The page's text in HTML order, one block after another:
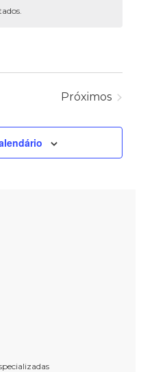
Próximos